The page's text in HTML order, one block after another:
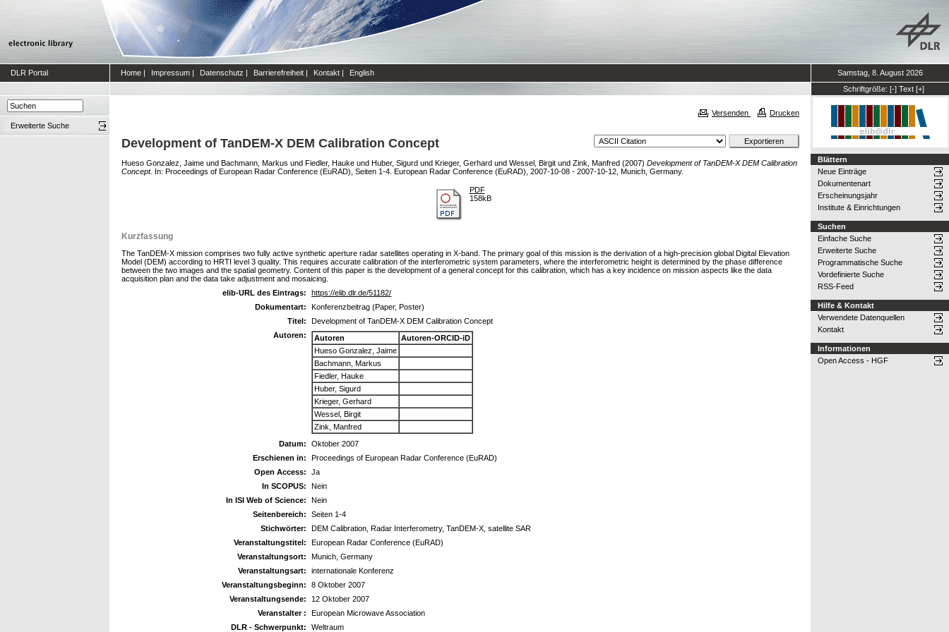
DLR Portal Home | Impressum | Datenschutz | Barrierefreiheit | Kontakt | English
Samstag, 8. August 2026
Schriftgröße: [-] Text [+]
Erweiterte Suche
Versenden Drucken
Development of TanDEM-X DEM Calibration Concept
Hueso Gonzalez, Jaime und Bachmann, Markus und Fiedler, Hauke und Huber, Sigurd und Krieger, Gerhard und Wessel, Birgit und Zink, Manfred (2007) Development of TanDEM-X DEM Calibration
Concept. In: Proceedings of European Radar Conference (EuRAD), Seiten 1-4. European Radar Conference (EuRAD), 2007-10-08 - 2007-10-12, Munich, Germany.
PDF
158kB
Kurzfassung
The TanDEM-X mission comprises two fully active synthetic aperture radar satellites operating in X-band. The primary goal of this mission is the derivation of a high-precision global Digital Elevation
Model (DEM) according to HRTI level 3 quality. This requires accurate calibration of the interferometric system parameters, where the interferometric height is determined by the phase difference
between the two images and the spatial geometry. Content of this paper is the development of a general concept for this calibration, which has a key incidence on mission aspects like the data
acquisition plan and the data take adjustment and mosaicing.
elib-URL des Eintrags:
https://elib.dlr.de/51182/
Dokumentart:
Konferenzbeitrag (Paper, Poster)
Titel:
Development of TanDEM-X DEM Calibration Concept
Autoren:
Autoren
Autoren-ORCID-iD
Hueso Gonzalez, Jaime
Bachmann, Markus
Fiedler, Hauke
Huber, Sigurd
Krieger, Gerhard
Wessel, Birgit
Zink, Manfred
Datum:
Oktober 2007
Erschienen in:
Proceedings of European Radar Conference (EuRAD)
Open Access:
Ja
In SCOPUS:
Nein
In ISI Web of Science:
Nein
Seitenbereich:
Seiten 1-4
Stichwörter:
DEM Calibration, Radar Interferometry, TanDEM-X, satellite SAR
Veranstaltungstitel:
European Radar Conference (EuRAD)
Veranstaltungsort:
Munich, Germany
Veranstaltungsart:
internationale Konferenz
Veranstaltungsbeginn:
8 Oktober 2007
Veranstaltungsende:
12 Oktober 2007
Veranstalter :
European Microwave Association
DLR - Schwerpunkt:
Weltraum
Blättern
Neue Einträge
Dokumentenart
Erscheinungsjahr
Institute & Einrichtungen
Suchen
Einfache Suche
Erweiterte Suche
Programmatische Suche
Vordefinierte Suche
RSS-Feed
Hilfe & Kontakt
Verwendete Datenquellen
Kontakt
Informationen
Open Access - HGF